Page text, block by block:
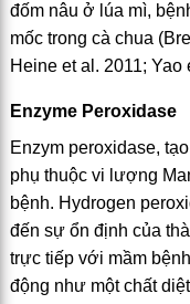
đốm nâu ở lúa mì,
mốc trong cà chua
Heine et al. 2011; Yao
Enzyme Peroxidase
Enzym peroxidase,
phụ thuộc vi lượng
bệnh. Hydrogen
đến sự ổn định của
trực tiếp với mầm
động như một chất